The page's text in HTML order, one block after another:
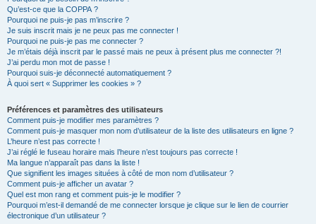
Qu’est-ce que la COPPA ?
Pourquoi ne puis-je pas m’inscrire ?
Je suis inscrit mais je ne peux pas me connecter !
Pourquoi ne puis-je pas me connecter ?
Je m’étais déjà inscrit par le passé mais ne peux à présent plus me connecter ?!
J’ai perdu mon mot de passe !
Pourquoi suis-je déconnecté automatiquement ?
À quoi sert « Supprimer les cookies » ?
Préférences et paramètres des utilisateurs
Comment puis-je modifier mes paramètres ?
Comment puis-je masquer mon nom d’utilisateur de la liste des utilisateurs en ligne ?
L’heure n’est pas correcte !
J’ai réglé le fuseau horaire mais l’heure n’est toujours pas correcte !
Ma langue n’apparaît pas dans la liste !
Que signifient les images situées à côté de mon nom d’utilisateur ?
Comment puis-je afficher un avatar ?
Quel est mon rang et comment puis-je le modifier ?
Pourquoi m’est-il demandé de me connecter lorsque je clique sur le lien de courrier
électronique d’un utilisateur ?